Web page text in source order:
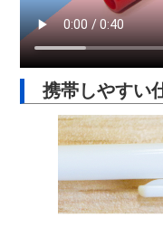
携帯しやすい